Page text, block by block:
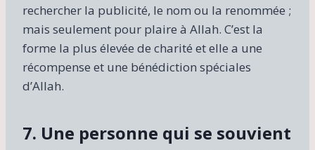
rechercher la publicité, le nom ou la renommée ;
mais seulement pour plaire à Allah. C’est la
forme la plus élevée de charité et elle a une
récompense et une bénédiction spéciales
d’Allah.
7. Une personne qui se souvient